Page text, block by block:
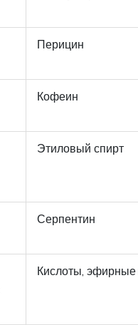
Перицин
Кофеин
Этиловый спирт
Серпентин
Кислоты,